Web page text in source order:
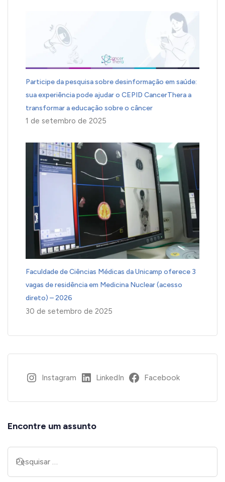
Participe da pesquisa sobre desinformação em saúde:
sua experiência pode ajudar o CEPID CancerThera a
transformar a educação sobre o câncer
1 de setembro de 2025
Faculdade de Ciências Médicas da Unicamp oferece 3
vagas de residência em Medicina Nuclear (acesso
direto) – 2026
30 de setembro de 2025
Instagram LinkedIn Facebook
Encontre um assunto